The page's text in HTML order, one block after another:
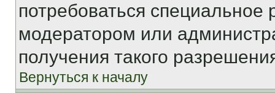
потребоваться
модератором или
получения такого
Вернуться к началу